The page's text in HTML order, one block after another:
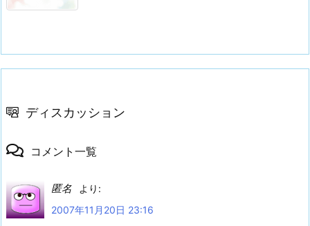
ディスカッション
コメント一覧
匿名
より:
2007年11月20日 23:16